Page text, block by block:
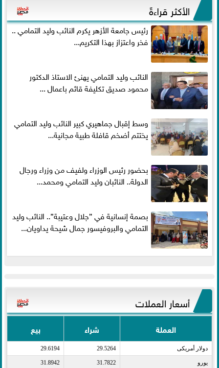
الأكثر قراءةً
رئيس جامعة الأزهر يكرم النائب وليد التمامي ..
فخر واعتزاز بهذا التكريم...
النائب وليد التمامي يهنئ الاستاذ الدكتور
محمود صديق تكليفة قائم باعمال ...
وسط إقبال جماهيري كبير النائب وليد التمامي
يختتم أضخم قافلة طبية مجانية...
بحضور رئيس الوزراء ولفيف من وزراء ورجال
الدولة.. النائبان وليد التمامي ومحمد...
بصمة إنسانية في ”جلال وعتيبة”.. النائب وليد
التمامي والبروفيسور جمال شيحة يداويان...
أسعار العملات
العملة شراء بيع
دولار أمريكى​ 29.5264
29.6194
يورو​ 31.7822
31.8942